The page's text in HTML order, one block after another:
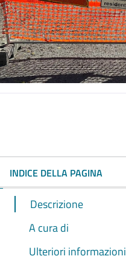
INDICE DELLA PAGINA
Descrizione
A cura di
Ulteriori informazioni